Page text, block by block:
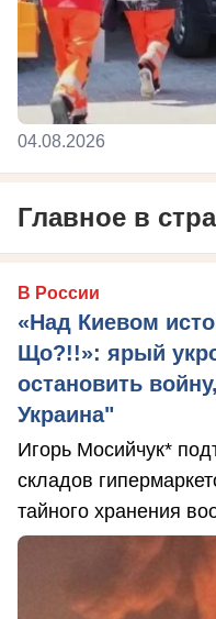
04.08.2026
Главное в
В России
«Над Киевом
Що?!!»: ярый
остановить
Украина"
Игорь Мосийчук*
складов
тайного хранения